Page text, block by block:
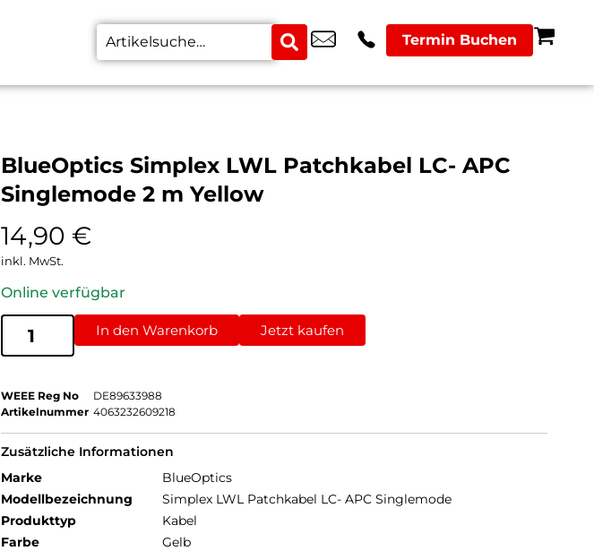
Termin Buchen
BlueOptics Simplex LWL Patchkabel LC- APC
Singlemode 2 m Yellow
14,90 €
inkl. MwSt.
Online verfügbar
In den Warenkorb Jetzt kaufen
WEEE Reg No
DE89633988
Artikelnummer 4063232609218
Zusätzliche Informationen
Marke
BlueOptics
Modellbezeichnung
Simplex LWL Patchkabel LC- APC Singlemode
Produkttyp
Kabel
Farbe
Gelb